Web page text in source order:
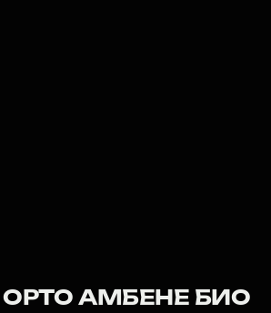
АМБЕНЕ БИО